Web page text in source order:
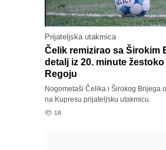
Prijateljska utakmica
Čelik remizirao sa Širokim
detalj iz 20. minute
Regoju
Nogometaši Čelika i Širokog Brijega
na Kupresu prijateljsku utakmicu.
18